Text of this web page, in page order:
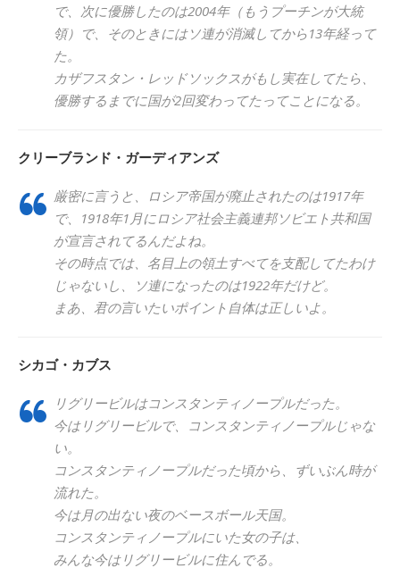
で、次に優勝したのは2004年（もうプーチンが大統
領）で、そのときにはソ連が消滅してから13年経って
た。
カザフスタン・レッドソックスがもし実在してたら、
優勝するまでに国が2回変わってたってことになる。
クリーブランド・ガーディアンズ
厳密に言うと、ロシア帝国が廃止されたのは1917年
で、1918年1月にロシア社会主義連邦ソビエト共和国
が宣言されてるんだよね。
その時点では、名目上の領土すべてを支配してたわけ
じゃないし、ソ連になったのは1922年だけど。
まあ、君の言いたいポイント自体は正しいよ。
シカゴ・カブス
リグリービルはコンスタンティノープルだった。
今はリグリービルで、コンスタンティノープルじゃな
い。
コンスタンティノープルだった頃から、ずいぶん時が
流れた。
今は月の出ない夜のベースボール天国。
コンスタンティノープルにいた女の子は、
みんな今はリグリービルに住んでる。